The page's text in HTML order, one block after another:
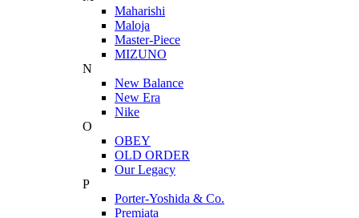
Maharishi
Maloja
Master-Piece
MIZUNO
N
New Balance
New Era
Nike
O
OBEY
OLD ORDER
Our Legacy
P
Porter-Yoshida & Co.
Premiata